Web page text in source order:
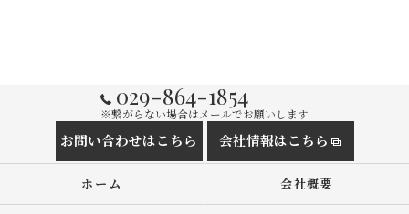
029-864-1854
※繋がらない場合はメールでお願いします
お問い合わせはこちら 会社情報はこちら
ホーム 会社概要